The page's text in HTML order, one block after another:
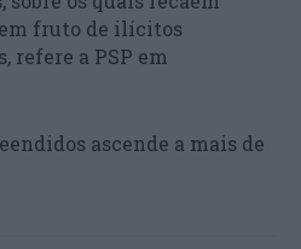
fruto de ilícitos
refere a PSP em
ascende a mais de